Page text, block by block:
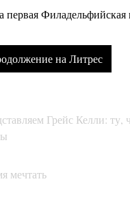
первая Филадельфийская
на Литрес
Грейс Келли: ту,
мечтать